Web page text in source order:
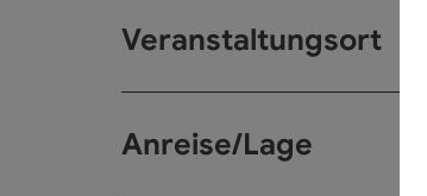
Veranstaltungsort
Anreise/Lage